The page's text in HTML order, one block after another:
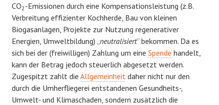
CO2 -Emissionen durch eine Kompensationsleistung (z.B.
Verbreitung effizienter Kochherde, Bau von kleinen
Biogasanlagen, Projekte zur Nutzung regenerativer
Energien, Umweltbildung) „ neutralisiert“ bekommen. Da es
sich bei der (freiwilligen) Zahlung um eine Spende handelt,
kann der Betrag jedoch steuerlich abgesetzt werden.
Zugespitzt zahlt die Allgemeinheit daher nicht nur den
durch die Umherfliegerei entstandenen Gesundheits-,
Umwelt- und Klimaschaden, sondern zusätzlich die